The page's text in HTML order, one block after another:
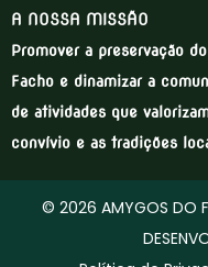
A NOSSA MISSÃO
Promover a preservação
Facho e dinamizar a
de atividades que
convívio e as tradições
© 2026 AMYGOS DO